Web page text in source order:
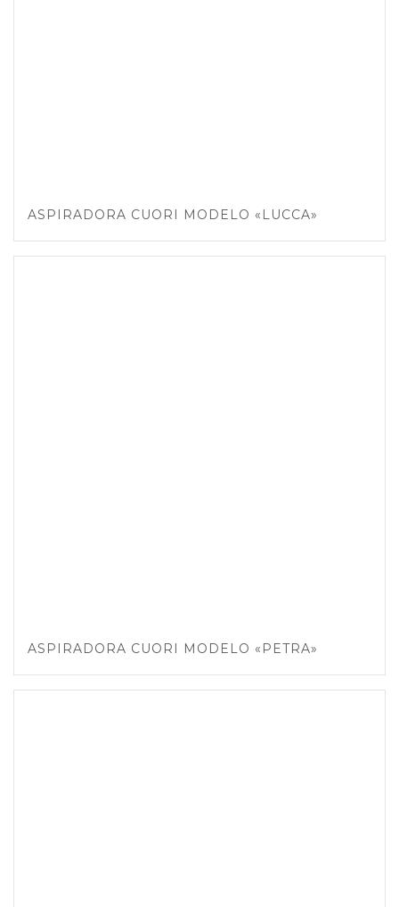
ASPIRADORA CUORI MODELO «LUCCA»
ASPIRADORA CUORI MODELO «PETRA»